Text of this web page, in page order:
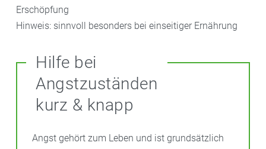
Erschöpfung
Hinweis: sinnvoll besonders bei einseitiger Ernährung
Hilfe bei
Angstzuständen
kurz & knapp
Angst gehört zum Leben und ist grundsätzlich